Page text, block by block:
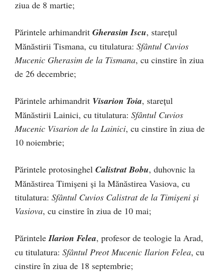
ziua de 8 martie;
Părintele arhimandrit Gherasim Iscu, starețul
Mănăstirii Tismana, cu titulatura: Sfântul Cuvios
Mucenic Gherasim de la Tismana, cu cinstire în ziua
de 26 decembrie;
Părintele arhimandrit Visarion Toia, starețul
Mănăstirii Lainici, cu titulatura: Sfântul Cuvios
Mucenic Visarion de la Lainici, cu cinstire în ziua de
10 noiembrie;
Părintele protosinghel Calistrat Bobu, duhovnic la
Mănăstirea Timișeni și la Mănăstirea Vasiova, cu
titulatura: Sfântul Cuvios Calistrat de la Timișeni și
Vasiova, cu cinstire în ziua de 10 mai;
PărinteleIlarion Felea, profesor de teologie la Arad,
cu titulatura: Sfântul Preot Mucenic Ilarion Felea, cu
cinstire în ziua de 18 septembrie;